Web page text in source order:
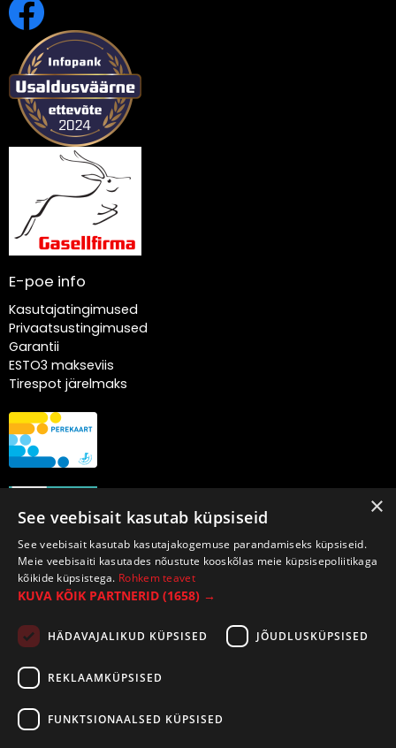
E-poe info
Kasutajatingimused
Privaatsustingimused
Garantii
ESTO3 makseviis
Tirespot järelmaks
×
See veebisait kasutab küpsiseid
See veebisait kasutab kasutajakogemuse parandamiseks küpsiseid.
Meie veebisaiti kasutades nõustute kooskõlas meie küpsisepoliitikaga
kõikide küpsistega. Rohkem teavet
KUVA KÕIK PARTNERID (1658) →
HÄDAVAJALIKUD KÜPSISED JÕUDLUSKÜPSISED
REKLAAMKÜPSISED
FUNKTSIONAALSED KÜPSISED